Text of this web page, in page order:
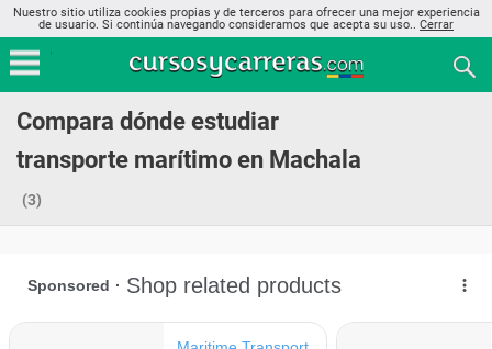
Nuestro sitio utiliza cookies propias y de terceros para ofrecer una mejor experiencia
de usuario. Si continúa navegando consideramos que acepta su uso.. Cerrar
Compara dónde estudiar
transporte marítimo en Machala
(3)